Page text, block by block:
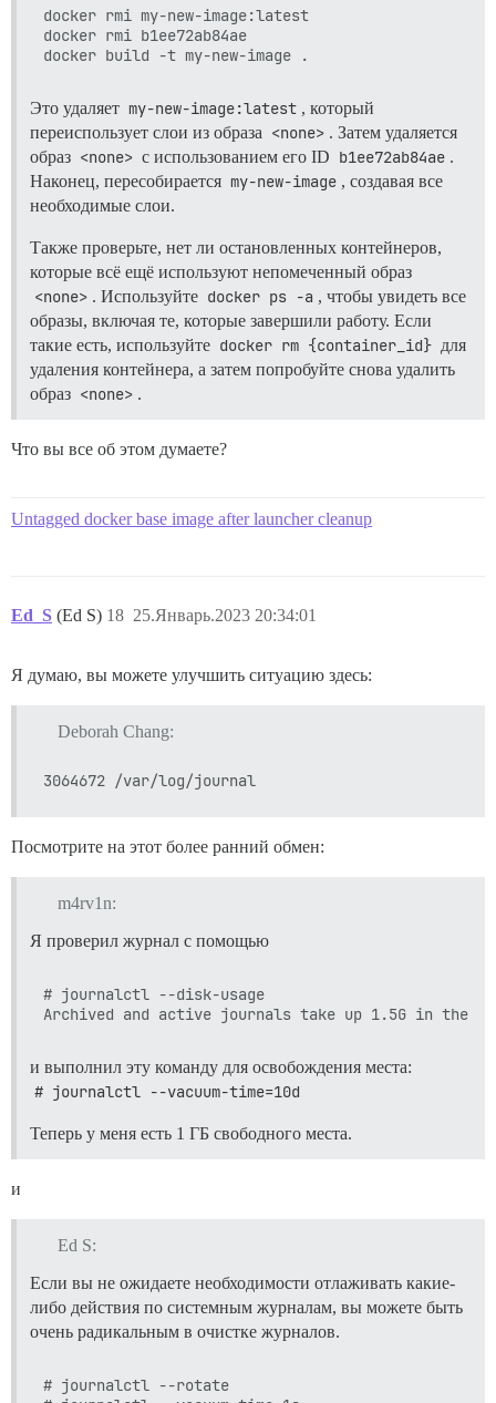
docker rmi my-new-image:latest
docker rmi b1ee72ab84ae
Это удаляет my-new-image:latest , который
переиспользует слои из образа <none> . Затем удаляется
образ <none> с использованием его ID b1ee72ab84ae .
Наконец, пересобирается my-new-image , создавая все
необходимые слои.
Также проверьте, нет ли остановленных контейнеров,
которые всё ещё используют непомеченный образ
<none> . Используйте docker ps -a , чтобы увидеть все
образы, включая те, которые завершили работу. Если
такие есть, используйте docker rm {container_id} для
удаления контейнера, а затем попробуйте снова удалить
образ <none> .
Что вы все об этом думаете?
Untagged docker base image after launcher cleanup
Ed_S (Ed S) 25.Январь.2023 20:34:01
18
Я думаю, вы можете улучшить ситуацию здесь:
Deborah Chang:
Посмотрите на этот более ранний обмен:
m4rv1n:
Я проверил журнал с помощью
# journalctl --disk-usage
и выполнил эту команду для освобождения места:
# journalctl --vacuum-time=10d
Теперь у меня есть 1 ГБ свободного места.
и
Ed S:
Если вы не ожидаете необходимости отлаживать какие-
либо действия по системным журналам, вы можете быть
очень радикальным в очистке журналов.
# journalctl --rotate